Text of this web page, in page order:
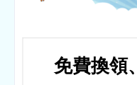
免費換領